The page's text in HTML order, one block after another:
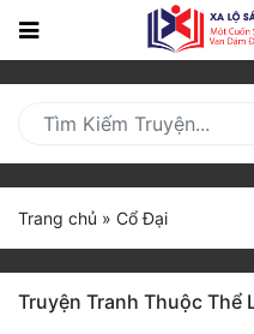
Trang
Mới
Cập
Nhật
(current)
Thể Loại
Trang chủ » Cổ Đại
Truyện Tranh Thuộc Thể